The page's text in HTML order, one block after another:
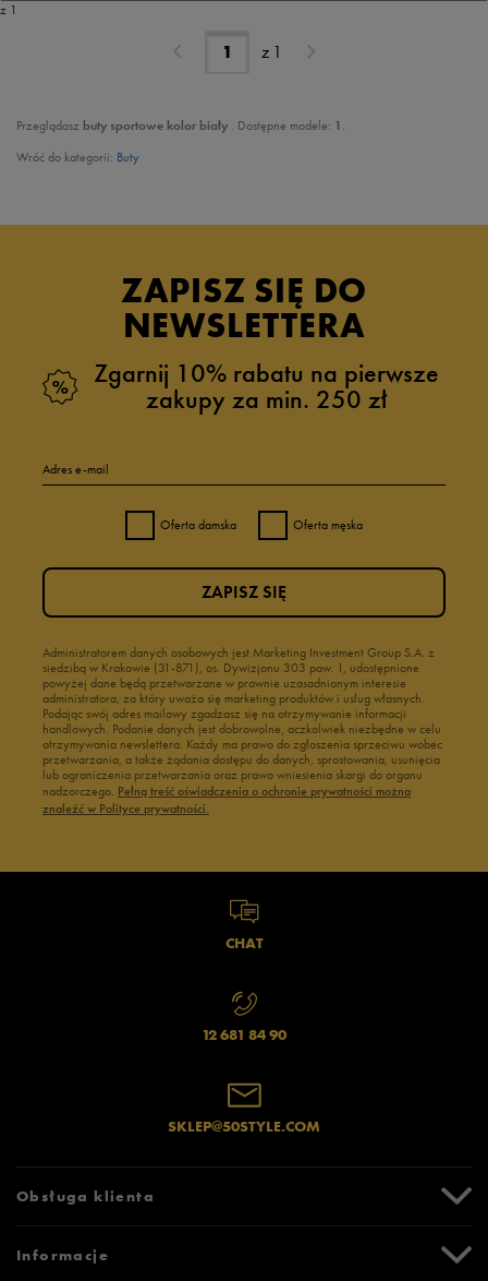
z 1
z 1
Przeglądasz buty sportowe kolor biały . Dostępne modele: 1 .
Wróć do kategorii: Buty
ZAPISZ SIĘ DO
NEWSLETTERA
Zgarnij 10% rabatu na pierwsze
zakupy za min. 250 zł
Adres e-mail
Oferta damska Oferta męska
Administratorem danych osobowych jest Marketing Investment Group S.A. z
siedzibą w Krakowie (31-871), os. Dywizjonu 303 paw. 1, udostępnione
powyżej dane będą przetwarzane w prawnie uzasadnionym interesie
administratora, za który uważa się marketing produktów i usług własnych.
Podając swój adres mailowy zgadzasz się na otrzymywanie informacji
handlowych. Podanie danych jest dobrowolne, aczkolwiek niezbędne w celu
otrzymywania newslettera. Każdy ma prawo do zgłoszenia sprzeciwu wobec
przetwarzania, a także żądania dostępu do danych, sprostowania, usunięcia
lub ograniczenia przetwarzania oraz prawo wniesienia skargi do organu
nadzorczego. Pełną treść oświadczenia o ochronie prywatności można
znaleźć w Polityce prywatności.
ZAPISZ SIĘ
CHAT
12 681 84 90
SKLEP@50STYLE.COM
Obsługa klienta
Zwroty i reklamacje
Informacje